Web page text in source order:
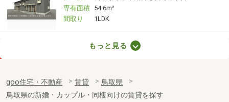
専有面積 54.6m²
間取り
1LDK
鳥取県鳥取市賀露町北２丁目
専有面積
23.18m²
間取り
1K
もっと見る
goo住宅・不動産 賃貸
鳥取県
鳥取県の新婚・カップル・同棲向けの賃貸を探す